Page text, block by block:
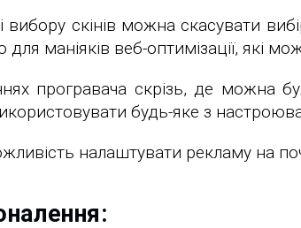
вибору скінів можна скасувати
маніяків веб-оптимізації, які
програвача скрізь, де можна
будь-яке з
налаштувати рекламу на